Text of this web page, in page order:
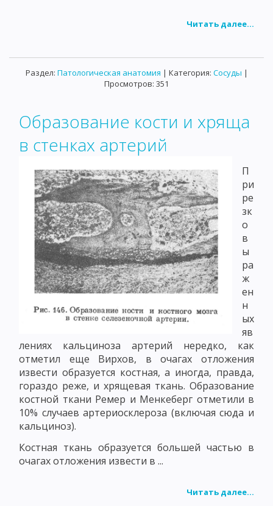
Читать далее...
Раздел: Патологическая анатомия | Категория: Сосуды |
Просмотров: 351
Образование кости и хряща
в стенках артерий
П
ри
ре
зк
о
в
ы
ра
ж
ен
н
ых
яв
лениях кальциноза артерий нередко, как
отметил еще Вирхов, в очагах отложения
извести образуется костная, а иногда, правда,
гораздо реже, и хрящевая ткань. Образование
костной ткани Ремер и Менкеберг отметили в
10% случаев артериосклероза (включая сюда и
кальциноз).
Костная ткань образуется большей частью в
очагах отложения извести в ...
Читать далее...